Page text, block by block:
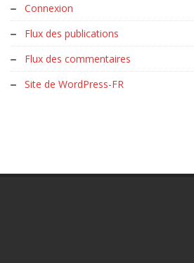
Connexion
Flux des publications
Flux des commentaires
Site de WordPress-FR